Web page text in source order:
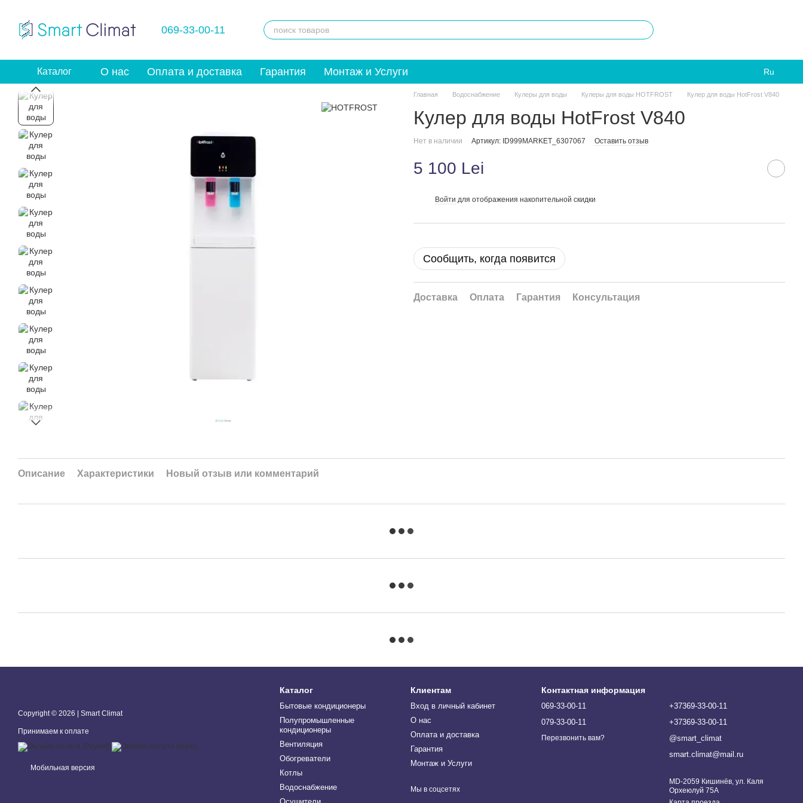
069-33-00-11
Каталог О нас Оплата и доставка Гарантия Монтаж и Услуги Ru
Главная Водоснабжение Кулеры для воды Кулеры для воды HOTFROST Кулер для воды HotFrost V840
Кулер для воды HotFrost V840
Нет в наличии Артикул: ID999MARKET_6307067 Оставить отзыв
5 100 Lei
Войти для отображения накопительной скидки
Сообщить, когда появится
Доставка Оплата Гарантия Консультация
Описание Характеристики Новый отзыв или комментарий
Copyright © 2026 | Smart Climat
Принимаем к оплате
Мобильная версия
Каталог
Бытовые кондиционеры
Полупромышленные
кондиционеры
Вентиляция
Обогреватели
Котлы
Водоснабжение
Клиентам
Вход в личный кабинет
О нас
Оплата и доставка
Гарантия
Монтаж и Услуги
Мы в соцсетях
Контактная информация
069-33-00-11
079-33-00-11
Перезвонить вам?
+37369-33-00-11
+37369-33-00-11
@smart_climat
smart.climat@mail.ru
MD-2059 Кишинёв, ул. Каля
Орхеюлуй 75A